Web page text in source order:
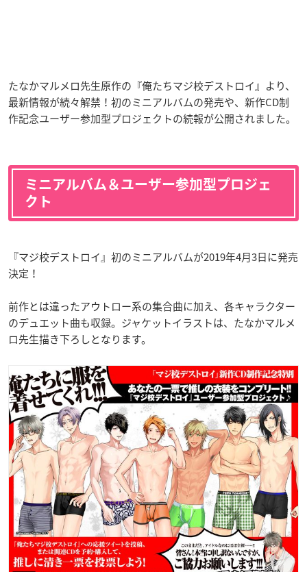
たなかマルメロ先生原作の『俺たちマジ校デストロイ』より、
最新情報が続々解禁！初のミニアルバムの発売や、新作CD制
作記念ユーザー参加型プロジェクトの続報が公開されました。
ミニアルバム＆ユーザー参加型プロジェ
クト
『マジ校デストロイ』初のミニアルバムが2019年4月3日に発売
決定！
前作とは違ったアウトロー系の集合曲に加え、各キャラクター
のデュエット曲も収録。ジャケットイラストは、たなかマルメ
ロ先生描き下ろしとなります。